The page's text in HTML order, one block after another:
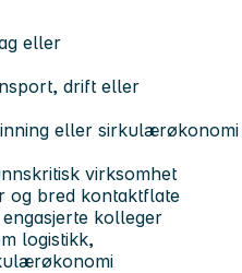
eller
drift eller
eller sirkulærøkonomi
virksomhet
og bred kontaktflate
kolleger
logistikk,